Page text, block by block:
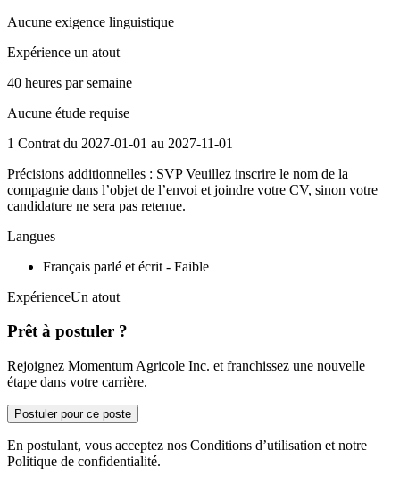
Aucune exigence linguistique
Expérience un atout
40 heures par semaine
Aucune étude requise
1 Contrat du 2027-01-01 au 2027-11-01
Précisions additionnelles : SVP Veuillez inscrire le nom de la
compagnie dans l’objet de l’envoi et joindre votre CV, sinon votre
candidature ne sera pas retenue.
Langues
Français parlé et écrit - Faible
ExpérienceUn atout
Prêt à postuler ?
Rejoignez Momentum Agricole Inc. et franchissez une nouvelle
étape dans votre carrière.
Postuler pour ce poste
En postulant, vous acceptez nos Conditions d’utilisation et notre
Politique de confidentialité.